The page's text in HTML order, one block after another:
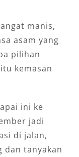
manis,
asam yang
pilihan
kemasan
ini ke
jadi
di jalan,
dan tanyakan